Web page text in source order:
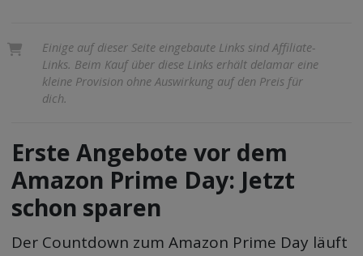
Einige auf dieser Seite eingebaute Links sind Affiliate-
Links. Beim Kauf über diese Links erhält delamar eine
kleine Provision ohne Auswirkung auf den Preis für
dich.
Erste Angebote vor dem
Amazon Prime Day: Jetzt
schon sparen
Der Countdown zum Amazon Prime Day läuft